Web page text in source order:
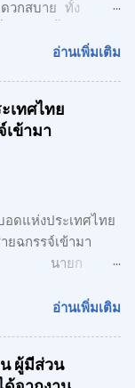
กสบาย ทั้ง
ทอรี่ ยาร์ด กรุ๊ป
พนธ์ กิตติเกษม
กา เน้นความทัน
น พร้อมออฟฟิศ 3
Loft โดย
ว ด้าน CONCEPT
is the
-
งสุนทรียภาพ เรา
ย่างตั้งใจ เพื่อ
รับโครงการนี้
อ่านเพิ่มเติม
เทศไทย
ข้ามา
แห่งประเทศไทย
ฉกรรจ์เข้ามา
มฯ นายก
รรจ์เข้ามาคุกคาม
งนายเศรษฐา ทวี
อ่านเพิ่มเติม
ผู้มีส่วน